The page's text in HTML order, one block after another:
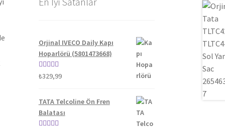
Orjinal IVECO Daily Kapı
Hoparlörü (5801473668)
5 üzerinden
₺329,99
TATA Telcoline Ön Fren
Balatası